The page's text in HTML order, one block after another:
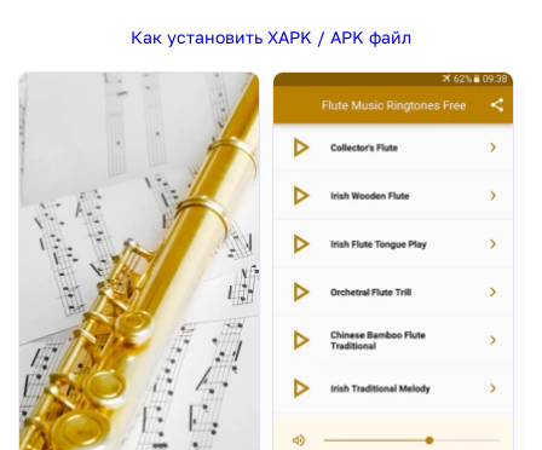
Как установить XAPK / APK файл